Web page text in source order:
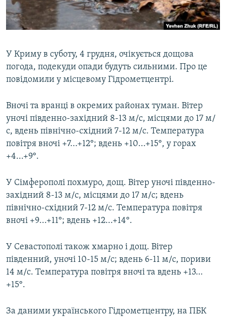
ДЕПОРТАЦІЯ
ВІДЕОУРОКИ «ELIFBE»
УКРАЇНСЬКА ПРОБЛЕМА КРИМУ
ІНФОГРАФІКА
ЯК ОБІЙТИ БЛОКУВАННЯ
Русский
Qırımtatar
ДОЛУЧАЙСЯ!
Усі сайти RFE/RL
У Криму в суботу, 4 грудня, очікується дощова
погода, подекуди опади будуть сильними. Про це
повідомили у місцевому Гідрометцентрі.
Вночі та вранці в окремих районах туман. Вітер
уночі південно-західний 8-13 м/с, місцями до 17 м/
с, вдень північно-східний 7-12 м/с. Температура
повітря вночі +7...+12°; вдень +10...+15°, у горах
+4...+9°.
У Сімферополі похмуро, дощ. Вітер уночі південно-
західний 8-13 м/с, місцями до 17 м/с; вдень
північно-східний 7-12 м/с. Температура повітря
вночі +9...+11°; вдень +12...+14°.
У Севастополі також хмарно і дощ. Вітер
південний, уночі 10-15 м/с; вдень 6-11 м/с, пориви
14 м/с. Температура повітря вночі та вдень +13…
+15°.
За даними українського Гідрометцентру, на ПБК